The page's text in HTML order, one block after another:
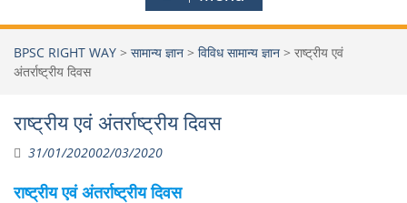
BPSC RIGHT WAY > सामान्य ज्ञान > विविध सामान्य ज्ञान > राष्ट्रीय एवं
अंतर्राष्ट्रीय दिवस
राष्ट्रीय एवं अंतर्राष्ट्रीय दिवस
31/01/202002/03/2020
राष्ट्रीय एवं अंतर्राष्ट्रीय दिवस